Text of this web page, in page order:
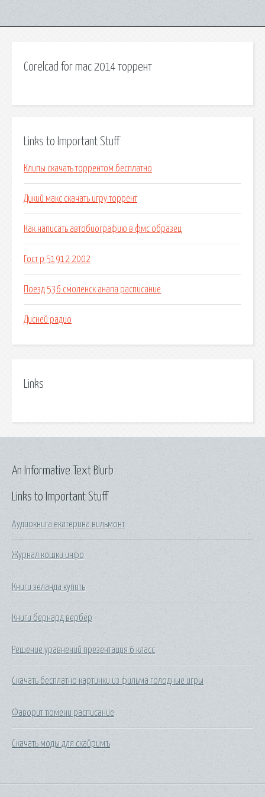
Corelcad for mac 2014 торрент
Links to Important Stuff
Клипы скачать торрентом бесплатно
Дикий макс скачать игру торрент
Как написать автобиографию в фмс образец
Гост р 51912 2002
Поезд 536 смоленск анапа расписание
Дисней радио
Links
Links to Important Stuff
Аудиокнига екатерина вильмонт
Журнал кошки инфо
Книги зеланда купить
Книги бернард вербер
Решение уравнений презентация 6 класс
Скачать бесплатно картинки из фильма голодные игры
Фаворит тюмени расписание
Скачать моды для скайримъ
An Informative Text Blurb